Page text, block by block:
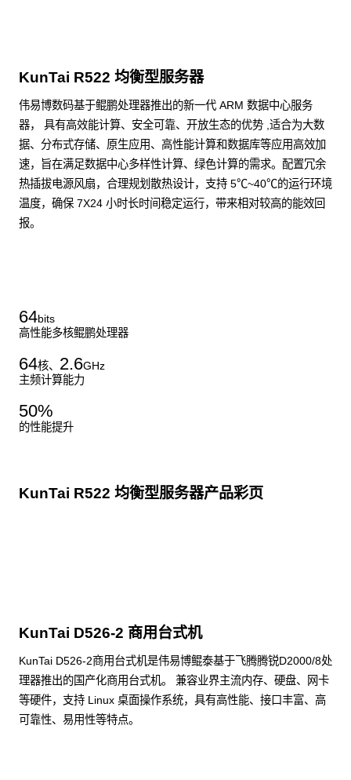
KunTai R522 均衡型服务器
伟易博数码基于鲲鹏处理器推出的新一代 ARM 数据中心服务
器， 具有高效能计算、安全可靠、开放生态的优势 ,适合为大数
据、分布式存储、原生应用、高性能计算和数据库等应用高效加
速，旨在满足数据中心多样性计算、绿色计算的需求。配置冗余
热插拔电源风扇，合理规划散热设计，支持 5℃~40℃的运行环境
温度，确保 7X24 小时长时间稳定运行，带来相对较高的能效回
报。
64bits
高性能多核鲲鹏处理器
64核、 2.6GHz
主频计算能力
50%
的性能提升
KunTai R522 均衡型服务器产品彩页
KunTai D526-2 商用台式机
KunTai D526-2商用台式机是伟易博鲲泰基于飞腾腾锐D2000/8处
理器推出的国产化商用台式机。 兼容业界主流内存、硬盘、网卡
等硬件，支持 Linux 桌面操作系统，具有高性能、接口丰富、高
可靠性、易用性等特点。